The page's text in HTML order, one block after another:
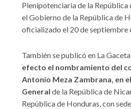
Plenipotenciaria de la República
el Gobierno de la República de
oficializado el 20 de septiembre
También se publicó en La
efecto el nombramiento del
Antonio Meza Zambrana, en
General de la República de
República de Honduras, con